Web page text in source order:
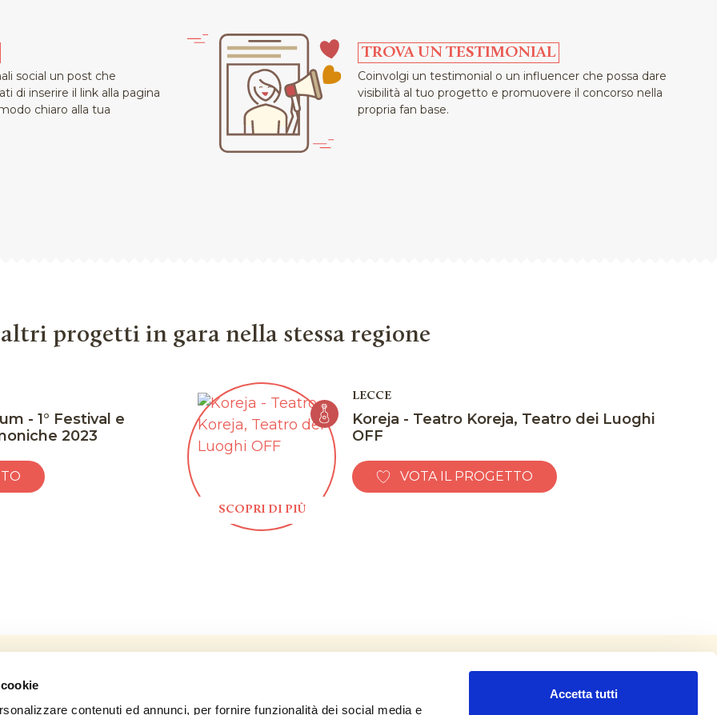
contenuti ed annunci, per fornire funzionalità dei social media e
Accetta tutti
dal Ministero dei Beni
di sperimentazione e di teatro per
da Eugenio Barba, Nicola
sarà animato da attività
no? della spiritualità.
un dopo festival
delle erogazioni liberali.
social un post che
di inserire il link alla pagina
chiaro alla tua
TROVA UN TESTIMONIAL
Coinvolgi un testimonial o un influencer che possa dare
visibilità al tuo progetto e promuovere il concorso nella
propria fan base.
progetti in gara nella stessa regione
- 1° Festival e
2023
SCOPRI DI PIÙ
LECCE
Koreja - Teatro Koreja, Teatro dei Luoghi
OFF
VOTA IL PROGETTO
Per informazioni:
comunicazione@artbonus.gov.it